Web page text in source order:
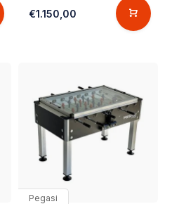
€1.150,00
Pegasi